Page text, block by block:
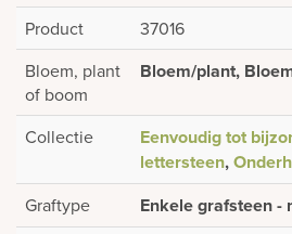
Product
37016
Bloem, plant
of boom
Bloem/plant,
Collectie Eenvoudig tot
lettersteen,
Graftype Enkele grafsteen -